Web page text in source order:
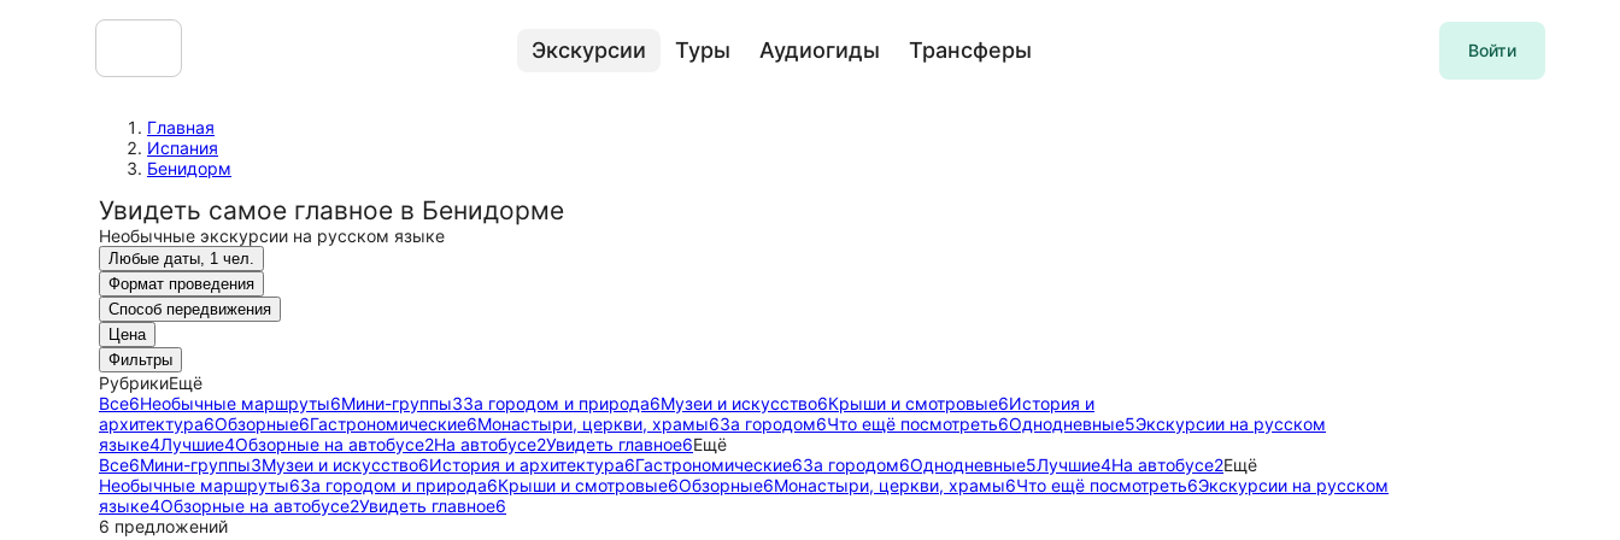
Экскурсии Туры Аудиогиды Трансферы Войти
Главная
Испания
Бенидорм
Увидеть самое главное в Бенидорме
Необычные экскурсии на русском языке
Любые даты, 1 чел.
Формат проведения
Способ передвижения
Цена
Фильтры
РубрикиЕщё
Все6Необычные маршруты6Мини-группы3За городом и природа6Музеи и искусство6Крыши и смотровые6История и
архитектура6Обзорные6Гастрономические6Монастыри, церкви, храмы6За городом6Что ещё посмотреть6Однодневные5Экскурсии на русском
языке4Лучшие4Обзорные на автобусе2На автобусе2Увидеть главное6Ещё
Все6Мини-группы3Музеи и искусство6История и архитектура6Гастрономические6За городом6Однодневные5Лучшие4На автобусе2Ещё
Необычные маршруты6За городом и природа6Крыши и смотровые6Обзорные6Монастыри, церкви, храмы6Что ещё посмотреть6Экскурсии на русском
языке4Обзорные на автобусе2Увидеть главное6
6 предложений